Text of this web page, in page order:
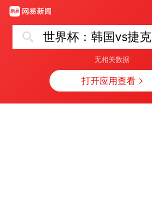
世界杯：韩国vs捷克
无相关数据
打开应用查看